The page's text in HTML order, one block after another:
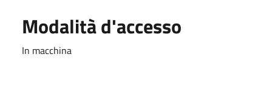
Modalità d'accesso
In macchina